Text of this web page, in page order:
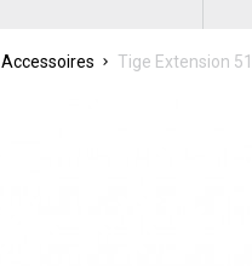
Accessoires Tige Extension